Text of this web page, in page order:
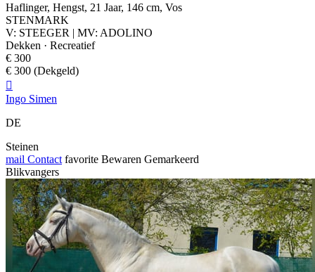
Haflinger, Hengst, 21 Jaar, 146 cm, Vos
STENMARK
V: STEEGER | MV: ADOLINO
Dekken · Recreatief
€ 300
€ 300 (Dekgeld)

Ingo Simen
DE
Steinen
mail Contact favorite Bewaren Gemarkeerd
Blikvangers